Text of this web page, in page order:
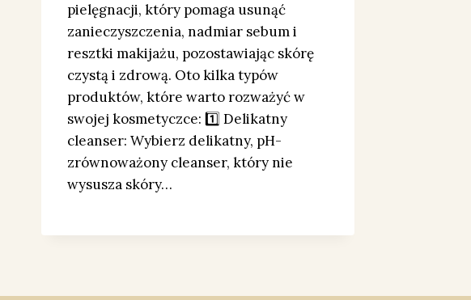
pielęgnacji, który pomaga usunąć
zanieczyszczenia, nadmiar sebum i
resztki makijażu, pozostawiając skórę
czystą i zdrową. Oto kilka typów
produktów, które warto rozważyć w
swojej kosmetyczce: 1️⃣ Delikatny
cleanser: Wybierz delikatny, pH-
zrównoważony cleanser, który nie
wysusza skóry…